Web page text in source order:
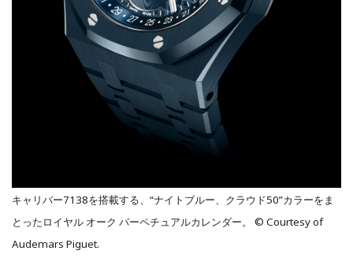
キャリバー7138を搭載する、“ナイトブルー、クラウド50”カラーをま
とったロイヤル オーク パーペチュアルカレンダー。 © Courtesy of
Audemars Piguet.